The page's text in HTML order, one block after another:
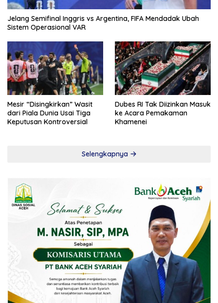
Jelang Semifinal Inggris vs Argentina, FIFA Mendadak Ubah
Sistem Operasional VAR
Mesir “Disingkirkan” Wasit
dari Piala Dunia Usai Tiga
Keputusan Kontroversial
Dubes RI Tak Diizinkan Masuk
ke Acara Pemakaman
Khamenei
Selengkapnya